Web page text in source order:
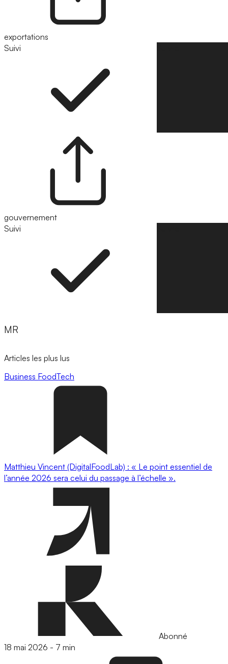
exportations
Suivi
gouvernement
Suivi
MR
Articles les plus lus
Business FoodTech
Matthieu Vincent (DigitalFoodLab) : « Le point essentiel de
l’année 2026 sera celui du passage à l’échelle ».
Abonné
18 mai 2026 - 7 min